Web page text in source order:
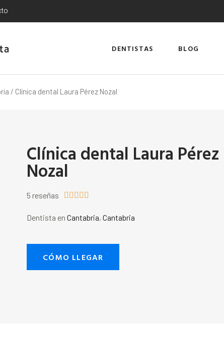
DENTISTAS BLOG
/ Clínica dental Laura Pérez Nozal
Clínica dental Laura Pérez
Nozal
5 reseñas     
Dentista enCantabria,Cantabria
CÓMO LLEGAR